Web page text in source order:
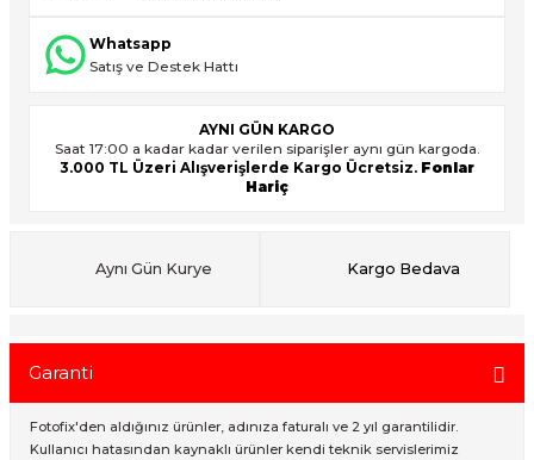
Setleri
Whatsapp
Satış ve Destek Hattı
AYNI GÜN KARGO
Saat 17:00 a kadar kadar verilen siparişler aynı gün kargoda.
3.000 TL Üzeri Alışverişlerde Kargo Ücretsiz. Fonlar
Hariç
Aynı Gün Kurye Kargo Bedava
Garanti
Fotofix'den aldığınız ürünler, adınıza faturalı ve 2 yıl garantilidir.
Kullanıcı hatasından kaynaklı ürünler kendi teknik servislerimiz